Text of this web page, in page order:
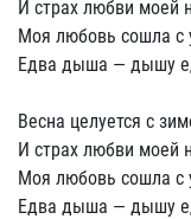
И страх любви моей
Моя любовь сошла с
Едва дыша — дышу
Весна целуется с
И страх любви моей
Моя любовь сошла с
Едва дыша — дышу